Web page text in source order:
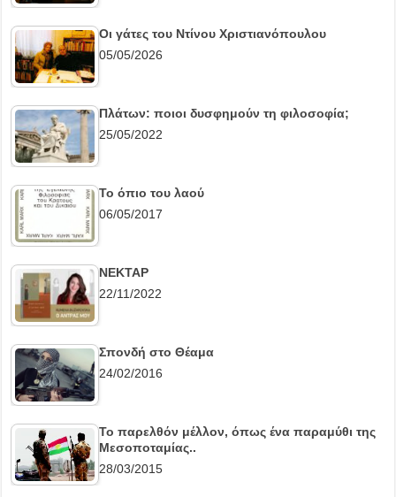
Οι γάτες του Ντίνου Χριστιανόπουλου
05/05/2026
Πλάτων: ποιοι δυσφημούν τη φιλοσοφία;
25/05/2022
Το όπιο του λαού
06/05/2017
ΝΕΚΤΑΡ
22/11/2022
Σπονδή στο Θέαμα
24/02/2016
Το παρελθόν μέλλον, όπως ένα παραμύθι της
Μεσοποταμίας..
28/03/2015